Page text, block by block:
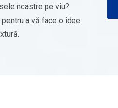
noastre pe viu?
a vă face o idee